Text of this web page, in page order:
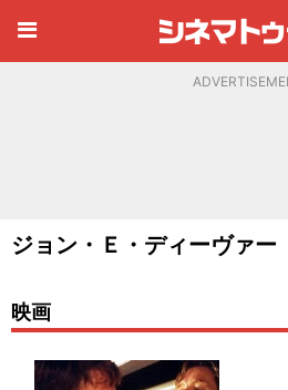
ジョン・Ｅ・ディーヴァ
映画